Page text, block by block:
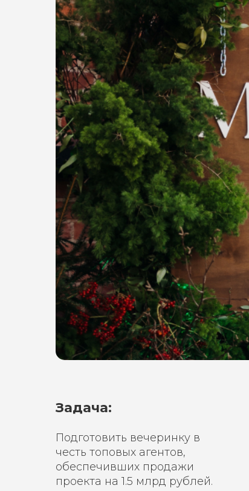
Задача:
Подготовить вечеринку в
честь топовых агентов,
обеспечивших продажи
проекта на 1.5 млрд рублей.